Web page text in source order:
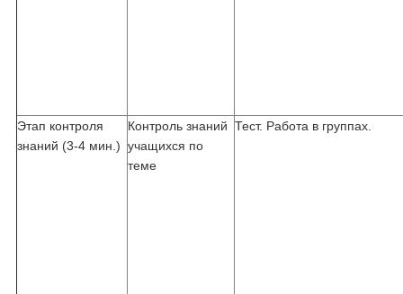
Этап контроля
знаний (3-4 мин.)
Контроль знаний
учащихся по
теме
Тест. Работа в группах.